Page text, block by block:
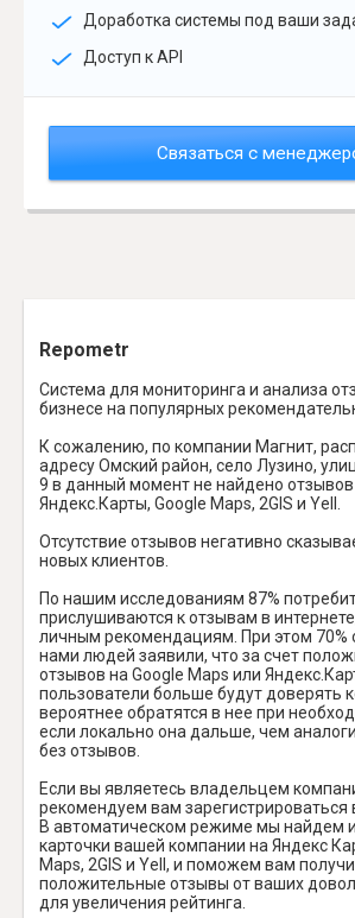
Доработка системы под ваши
Доступ к API
Связаться с
Repometr
Система для мониторинга и анализа
бизнесе на популярных
К сожалению, по компании Магнит,
адресу Омский район, село Лузино,
9 в данный момент не найдено отзывов
Яндекс.Карты, Google Maps, 2GIS и Yell.
Отсутствие отзывов негативно
новых клиентов.
По нашим исследованиям 87%
прислушиваются к отзывам в
личным рекомендациям. При этом 70%
нами людей заявили, что за счет
отзывов на Google Maps или
пользователи больше будут доверять
вероятнее обратятся в нее при
если локально она дальше, чем
без отзывов.
Если вы являетесь владельцем
рекомендуем вам зарегистрироваться
В автоматическом режиме мы найдем
карточки вашей компании на Яндекс
Maps, 2GIS и Yell, и поможем вам
положительные отзывы от ваших
для увеличения рейтинга.